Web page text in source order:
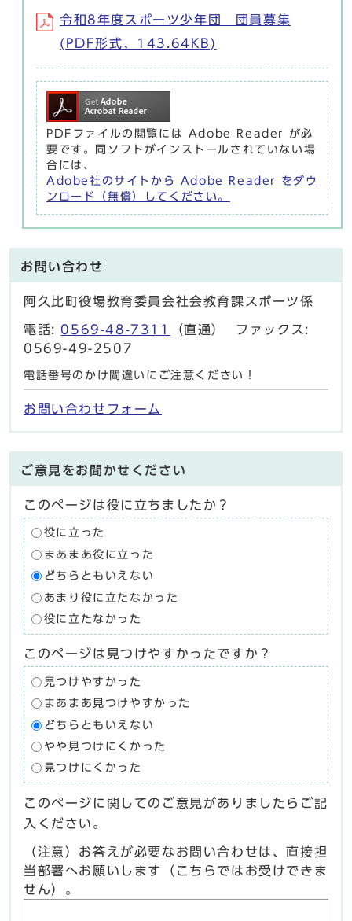
令和8年度スポーツ少年団 団員募集
(PDF形式、143.64KB)
PDFファイルの閲覧には Adobe Reader が必
要です。同ソフトがインストールされていない場
合には、
Adobe社のサイトから Adobe Reader をダウ
ンロード（無償）してください。
お問い合わせ
阿久比町役場教育委員会社会教育課スポーツ係
電話: 0569-48-7311
（直通） ファックス:
0569-49-2507
電話番号のかけ間違いにご注意ください！
お問い合わせフォーム
ご意見をお聞かせください
このページは役に立ちましたか？
役に立った
まあまあ役に立った
どちらともいえない
あまり役に立たなかった
役に立たなかった
このページは見つけやすかったですか？
見つけやすかった
まあまあ見つけやすかった
どちらともいえない
やや見つけにくかった
見つけにくかった
このページに関してのご意見がありましたらご記
入ください。
（注意）お答えが必要なお問い合わせは、直接担
当部署へお願いします（こちらではお受けできま
せん）。